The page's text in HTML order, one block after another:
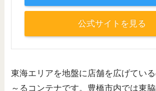
公式サイトを見る
東海エリアを地盤に店舗を広げてい
～るコンテナです。豊橋市内では東